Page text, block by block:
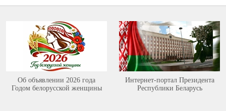
Об объявлении 2026 года
Годом белорусской женщины
Интернет-портал Президента
Республики Беларусь